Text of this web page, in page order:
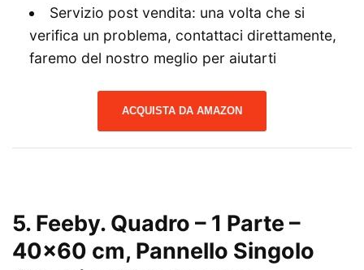
Servizio post vendita: una volta che si
verifica un problema, contattaci direttamente,
faremo del nostro meglio per aiutarti
ACQUISTA DA AMAZON
5. Feeby. Quadro – 1 Parte –
40×60 cm, Pannello Singolo